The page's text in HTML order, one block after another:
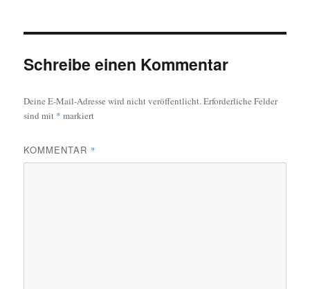
Schreibe einen Kommentar
Deine E-Mail-Adresse wird nicht veröffentlicht.Erforderliche Felder
sind mit * markiert
KOMMENTAR *